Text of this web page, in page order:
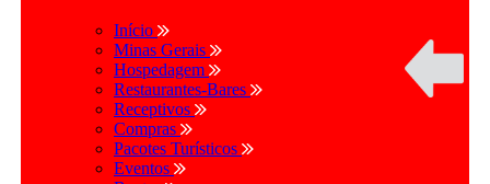
Início
Minas Gerais
Hospedagem
Restaurantes-Bares
Receptivos
Compras
Pacotes Turísticos
Eventos